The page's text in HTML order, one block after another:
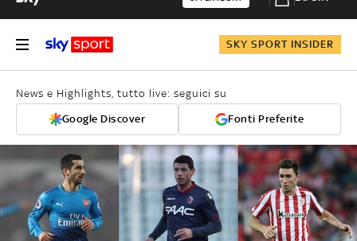
SKY SPORT INSIDER
News e Highlights, tutto live: seguici su
Google Discover Fonti Preferite